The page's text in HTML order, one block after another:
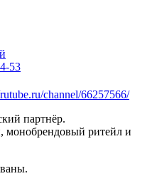
53
channel/66257566/
партнёр.
монобрендовый ритейл и